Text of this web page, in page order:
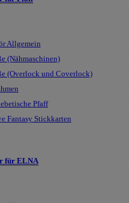
Allgemein
(Nähmaschinen)
(Overlock und Coverlock)
Pfaff
Fantasy Stickkarten
für ELNA